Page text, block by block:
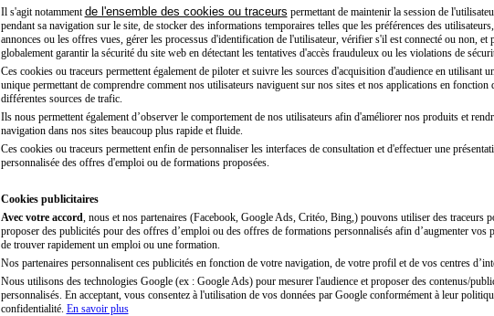
Il s'agit notamment de l'ensemble des cookies ou traceurs permettant de maintenir la session de
pendant sa navigation sur le site, de stocker des informations temporaires telles que les préférences des
annonces ou les offres vues, gérer les processus d'identification de l'utilisateur, vérifier s'il est connecté ou non, et
globalement garantir la sécurité du site web en détectant les tentatives d'accès frauduleux ou les violations de
Ces cookies ou traceurs permettent également de piloter et suivre les sources d'acquisition d'audience en utilisant
unique permettant de comprendre comment nos utilisateurs naviguent sur nos sites et nos applications en fonction
différentes sources de trafic.
Ils nous permettent également d’observer le comportement de nos utilisateurs afin d'améliorer nos produits et
navigation dans nos sites beaucoup plus rapide et fluide.
Ces cookies ou traceurs permettent enfin de personnaliser les interfaces de consultation et d'effectuer une
personnalisée des offres d'emploi ou de formations proposées.
Cookies publicitaires
Avec votre accord , nous et nos partenaires (Facebook, Google Ads, Critéo, Bing,) pouvons utiliser des traceurs
proposer des publicités pour des offres d’emploi ou des offres de formations personnalisés afin d’augmenter vos
de trouver rapidement un emploi ou une formation.
Nos partenaires personnalisent ces publicités en fonction de votre navigation, de votre profil et de vos centres
Nous utilisons des technologies Google (ex : Google Ads) pour mesurer l'audience et proposer des contenus/
personnalisés. En acceptant, vous consentez à l'utilisation de vos données par Google conformément à leur
confidentialité. En savoir plus